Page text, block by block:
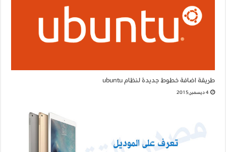
طريقة اضافة خطوط جديدة لنظام ubuntu
4 ديسمبر,2015